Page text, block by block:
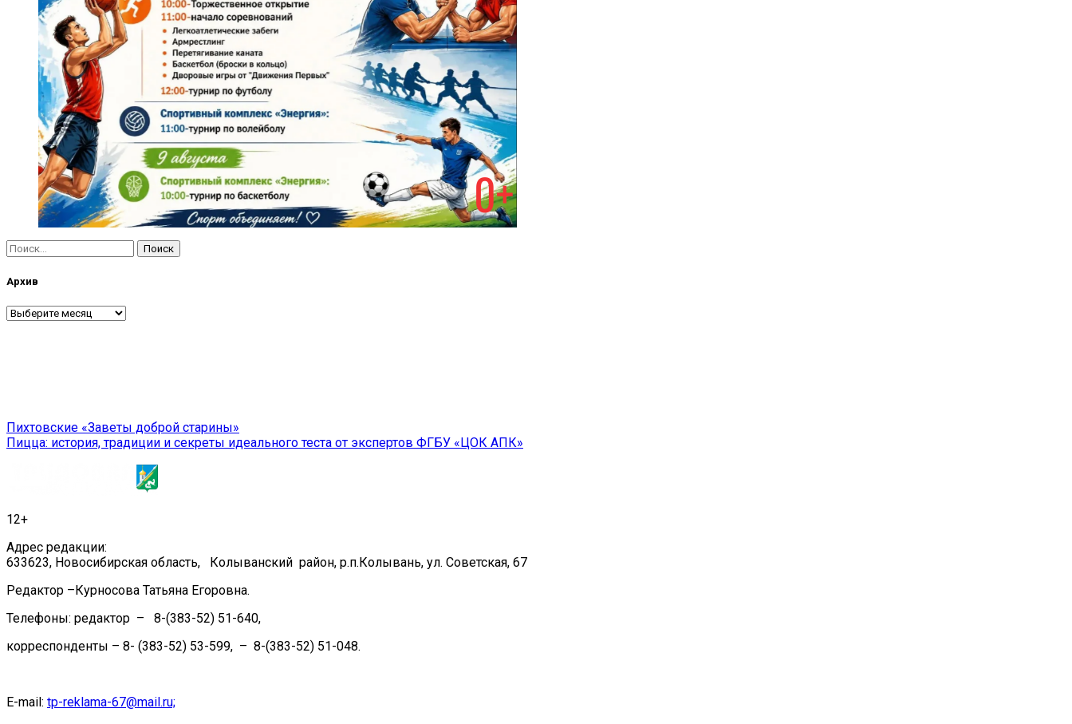
Найти:
Архив
Архив
Навигация
по
Пихтовские «Заветы доброй старины»
Пицца: история, традиции и секреты идеального теста от экспертов ФГБУ «ЦОК АПК»
12+
Адрес редакции:
633623, Новосибирская область, Колыванский район, р.п.Колывань, ул. Советская, 67
Редактор –Курносова Татьяна Егоровна.
Телефоны: редактор – 8-(383-52) 51-640,
корреспонденты – 8- (383-52) 53-599, – 8-(383-52) 51-048.
E-mail: tp-reklama-67@mail.ru;